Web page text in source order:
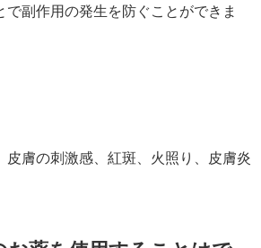
副作用の発生を防ぐことができま
皮膚の刺激感、紅斑、火照り、皮膚炎